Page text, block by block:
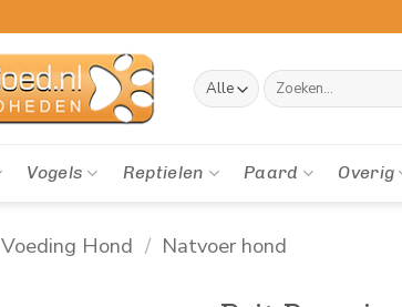
Zoeken
naar:
Vogels Reptielen Paard Overig
Voeding Hond / Natvoer hond